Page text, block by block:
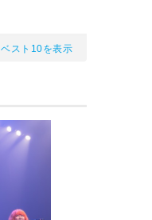
ベスト10を表示